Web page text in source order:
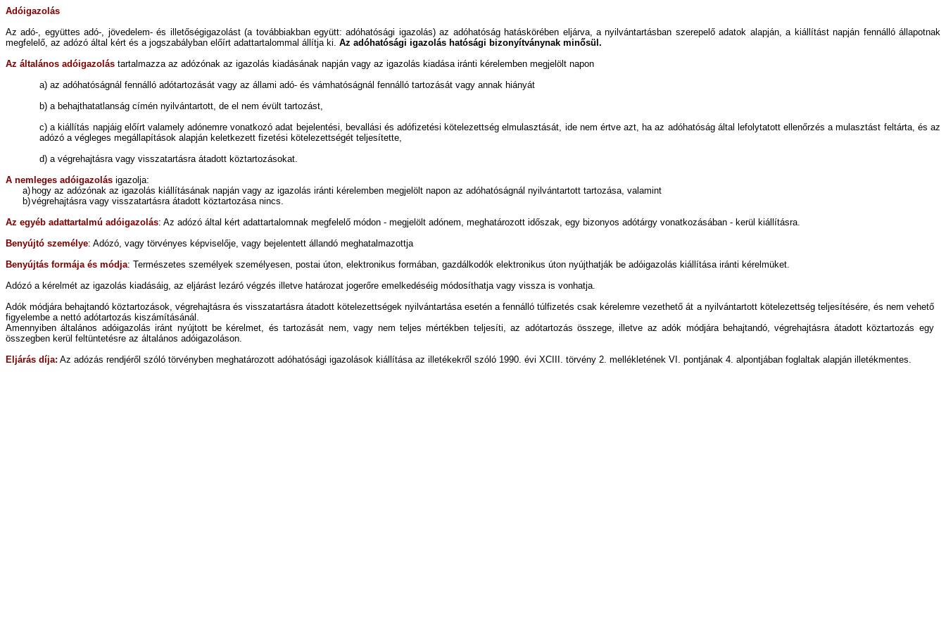
Adóigazolás
Az adó-, együttes adó-, jövedelem- és illetőségigazolást (a továbbiakban együtt: adóhatósági igazolás) az adóhatóság hatáskörében eljárva, a nyilvántartásban szerepelő adatok alapján, a kiállítást napján fennálló állapotnak
megfelelő, az adózó által kért és a jogszabályban előírt adattartalommal állítja ki. Az adóhatósági igazolás hatósági bizonyítványnak minősül.
Az általános adóigazolás tartalmazza az adózónak az igazolás kiadásának napján vagy az igazolás kiadása iránti kérelemben megjelölt napon
a) az adóhatóságnál fennálló adótartozását vagy az állami adó- és vámhatóságnál fennálló tartozását vagy annak hiányát
b) a behajthatatlanság címén nyilvántartott, de el nem évült tartozást,
c) a kiállítás napjáig előírt valamely adónemre vonatkozó adat bejelentési, bevallási és adófizetési kötelezettség elmulasztását, ide nem értve azt, ha az adóhatóság által lefolytatott ellenőrzés a mulasztást feltárta, és az
adózó a végleges megállapítások alapján keletkezett fizetési kötelezettségét teljesítette,
d) a végrehajtásra vagy visszatartásra átadott köztartozásokat.
A nemleges adóigazolás igazolja:
a) hogy az adózónak az igazolás kiállításának napján vagy az igazolás iránti kérelemben megjelölt napon az adóhatóságnál nyilvántartott tartozása, valamint
b)végrehajtásra vagy visszatartásra átadott köztartozása nincs.
Az egyéb adattartalmú adóigazolás: Az adózó által kért adattartalomnak megfelelő módon - megjelölt adónem, meghatározott időszak, egy bizonyos adótárgy vonatkozásában - kerül kiállításra.
Benyújtó személye: Adózó, vagy törvényes képviselője, vagy bejelentett állandó meghatalmazottja
Benyújtás formája és módja: Természetes személyek személyesen, postai úton, elektronikus formában, gazdálkodók elektronikus úton nyújthatják be adóigazolás kiállítása iránti kérelmüket.
Adózó a kérelmét az igazolás kiadásáig, az eljárást lezáró végzés illetve határozat jogerőre emelkedéséig módosíthatja vagy vissza is vonhatja.
Adók módjára behajtandó köztartozások, végrehajtásra és visszatartásra átadott kötelezettségek nyilvántartása esetén a fennálló túlfizetés csak kérelemre vezethető át a nyilvántartott kötelezettség teljesítésére, és nem vehető
figyelembe a nettó adótartozás kiszámításánál.
Amennyiben általános adóigazolás iránt nyújtott be kérelmet, és tartozását nem, vagy nem teljes mértékben teljesíti, az adótartozás összege, illetve az adók módjára behajtandó, végrehajtásra átadott köztartozás egy
összegben kerül feltüntetésre az általános adóigazoláson.
Eljárás díja: Az adózás rendjéről szóló törvényben meghatározott adóhatósági igazolások kiállítása az illetékekről szóló 1990. évi XCIII. törvény 2. mellékletének VI. pontjának 4. alpontjában foglaltak alapján illetékmentes.